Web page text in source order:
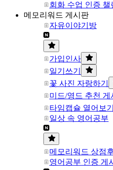
회화 수업 인증 챌
메모리워드 게시판
자유이야기방
가입인사
일기쓰기
꽃 사진 자랑하기
미드/영드 추천 게
타임캡슐 열어보기
일상 속 영어공부
메모리워드 상점
영어공부 인증 게